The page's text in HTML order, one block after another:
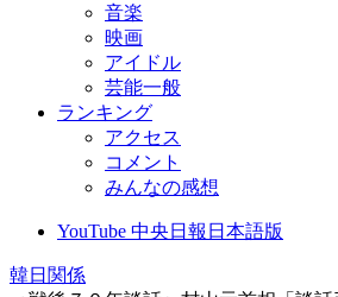
音楽
映画
アイドル
芸能一般
ランキング
アクセス
コメント
みんなの感想
YouTube 中央日報日本語版
韓日関係